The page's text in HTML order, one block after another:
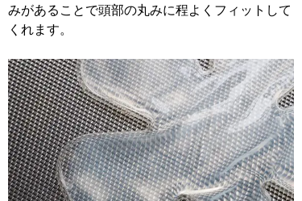
みがあることで頭部の丸みに程よくフィットして
くれます。